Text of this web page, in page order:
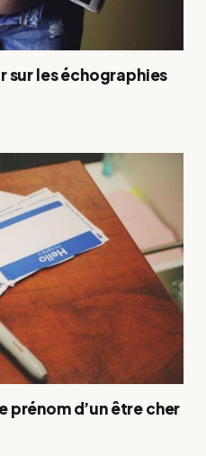
sur les échographies
prénom d’un être cher